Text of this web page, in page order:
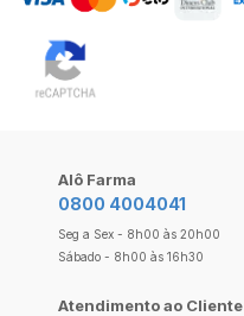
Alô Farma
0800 4004041
Seg a Sex - 8h00 às 20h00
Sábado - 8h00 às 16h30
Atendimento ao Cliente